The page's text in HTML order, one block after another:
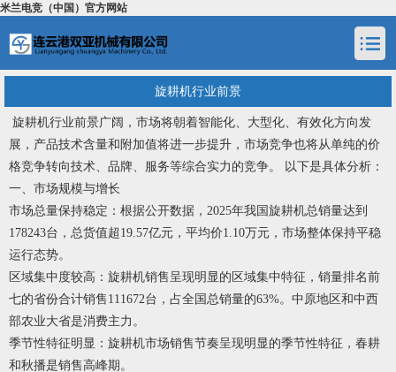
米兰电竞（中国）官方网站
旋耕机行业前景
旋耕机行业前景广阔，市场将朝着智能化、大型化、有效化方向发
展，产品技术含量和附加值将进一步提升，市场竞争也将从单纯的价
格竞争转向技术、品牌、服务等综合实力的竞争。 以下是具体分析：
一、市场规模与增长
市场总量保持稳定：根据公开数据，2025年我国旋耕机总销量达到
178243台，总货值超19.57亿元，平均价1.10万元，市场整体保持平稳
运行态势。
区域集中度较高：旋耕机销售呈现明显的区域集中特征，销量排名前
七的省份合计销售111672台，占全国总销量的63%。中原地区和中西
部农业大省是消费主力。
季节性特征明显：旋耕机市场销售节奏呈现明显的季节性特征，春耕
和秋播是销售高峰期。